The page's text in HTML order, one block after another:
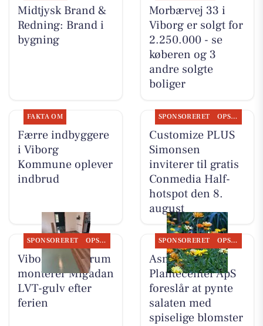
Midtjysk Brand &
Redning: Brand i
bygning
Morbærvej 33 i
Viborg er solgt for
2.250.000 - se
køberen og 3
andre solgte
boliger
FAKTA OM
Færre indbyggere
i Viborg
Kommune oplever
indbrud
SPONSORERET OPSLAGSTAVLEN
Customize PLUS
Simonsen
inviterer til gratis
Conmedia Half-
hotspot den 8.
august
SPONSORERET OPSLAGSTAVLEN
Viborg Gulvforum
monterer Migadan
LVT-gulv efter
ferien
SPONSORERET OPSLAGSTAVLEN
Asmild
Plantecenter ApS
foreslår at pynte
salaten med
spiselige blomster